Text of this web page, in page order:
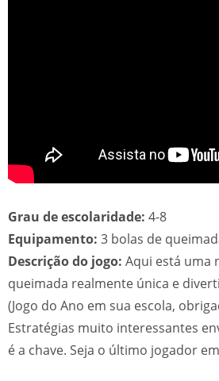
Grau de escolaridade: 4-8
Equipamento: 3 bolas de
Descrição do jogo: Aqui está uma
queimada realmente única e
(Jogo do Ano em sua escola,
Estratégias muito interessantes
é a chave. Seja o último jogador